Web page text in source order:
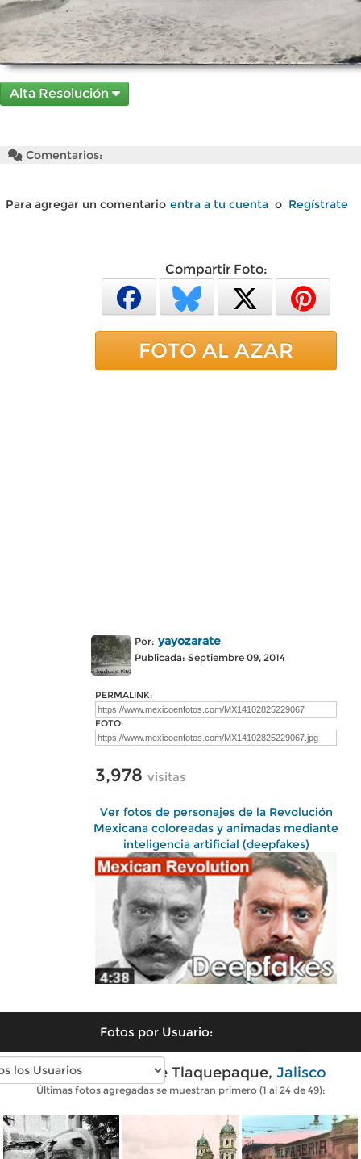
Alta Resolución
Comentarios:
Para agregar un comentario entra a tu cuenta o Regístrate
Compartir Foto:
FOTO AL AZAR
Por: yayozarate
Publicada: Septiembre 09, 2014
PERMALINK:
FOTO:
3,978 visitas
Ver fotos de personajes de la Revolución
Mexicana coloreadas y animadas mediante
inteligencia artificial (deepfakes)
Fotos por Usuario:
Fotos antiguas de Tlaquepaque, Jalisco
Últimas fotos agregadas se muestran primero (1 al 24 de 49):